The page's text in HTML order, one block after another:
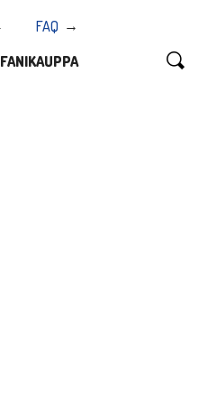
FAQ
FANIKAUPPA